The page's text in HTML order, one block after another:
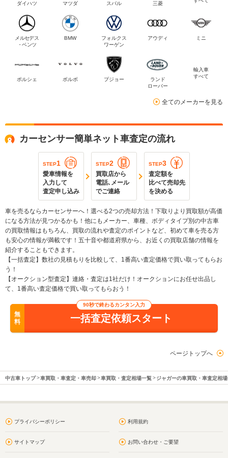
ダイハツ マツダ スバル 三菱
メルセデス
・ベンツ
BMW
フォルクス
ワーゲン
アウディ ミニ
ポルシェ ボルボ プジョー
ランド
ローバー
輸入車
すべて
全てのメーカーを見る
カーセンサー簡単ネット車査定の流れ
STEP1
愛車情報を
入力して
査定申し込み
STEP2
買取店から
電話､メール
でご連絡
STEP3
査定額を
比べて売却先
を決める
車を売るならカーセンサーへ！選べる2つの売却方法！下取りより買取額が高価
になる方法が見つかるかも！他にもメーカー、車種、ボディタイプ別の中古車
の買取情報はもちろん、買取の流れや査定のポイントなど、初めて車を売る方
も安心の情報が満載です！五十音や都道府県から、お近くの買取店舗の情報を
紹介することもできます。
【一括査定】数社の見積もりを比較して、1番高い査定価格で買い取ってもらお
う！
【オークション型査定】連絡・査定は1社だけ！オークションにお任せ出品し
て、1番高い査定価格で買い取ってもらおう！
無
料
90秒で終わるカンタン入力
一括査定依頼スタート
ページトップへ
中古車トップ 車買取・車査定・車売却 車買取・査定相場一覧 ジャガーの車買取・車査定相
プライバシーポリシー 利用規約
サイトマップ お問い合わせ・ご要望